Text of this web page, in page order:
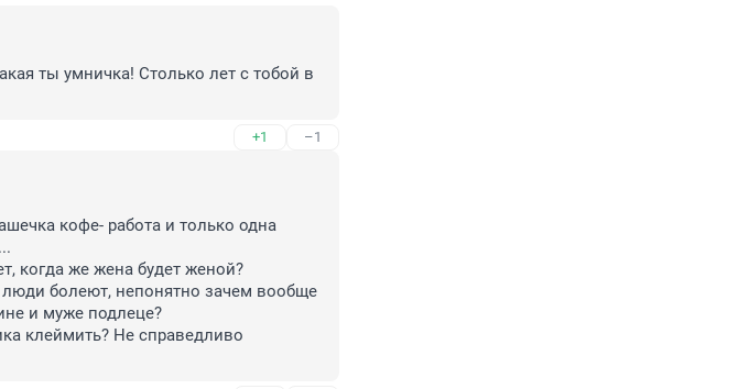
ты умничка! Столько лет с тобой в
+1 –1
кофе- работа и только одна
когда же жена будет женой?
люди болеют, непонятно зачем вообще
и муже подлеце?
клеймить? Не справедливо